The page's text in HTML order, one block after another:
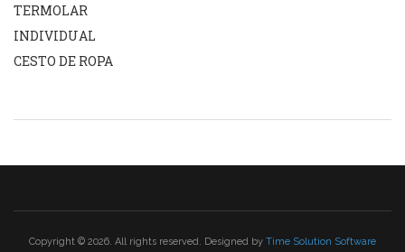
TERMOLAR
INDIVIDUAL
CESTO DE ROPA
Copyright © 2026. All rights reserved. Designed by Time Solution Software